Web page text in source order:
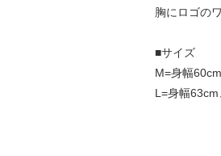
胸にロゴの
■サイズ
M=身幅
L=身幅